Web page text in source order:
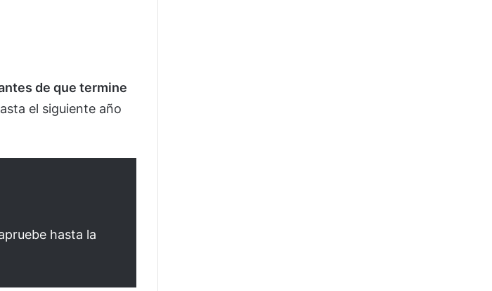
de que termine
el siguiente año
hasta la